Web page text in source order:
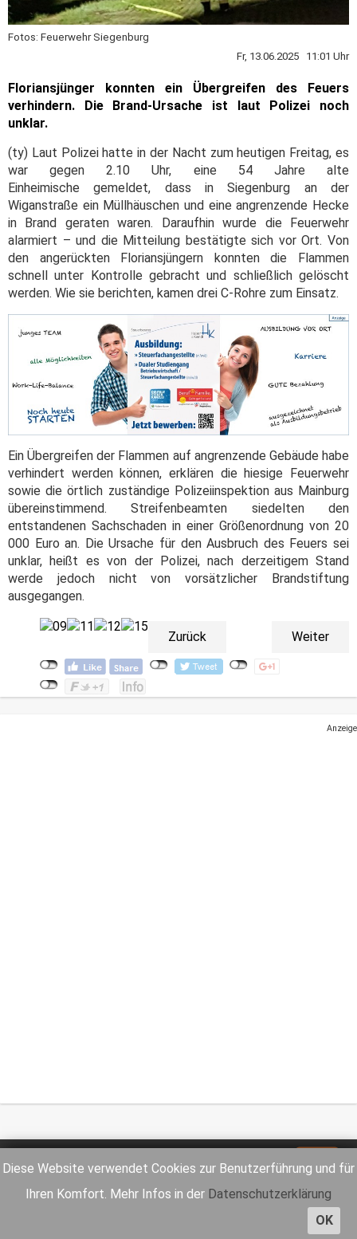
Diese Website verwendet Cookies zur Benutzerführung und für
Ihren Komfort. Mehr Infos in der Datenschutzerklärung
OK
Fotos: Feuerwehr Siegenburg
Fr, 13.06.2025 11:01 Uhr
Floriansjünger konnten ein Übergreifen des Feuers
verhindern. Die Brand-Ursache ist laut Polizei noch
unklar.
(ty) Laut Polizei hatte in der Nacht zum heutigen Freitag, es
war gegen 2.10 Uhr, eine 54 Jahre alte
Einheimische gemeldet, dass in Siegenburg an der
Wiganstraße ein Müllhäuschen und eine angrenzende Hecke
in Brand geraten waren. Daraufhin wurde die Feuerwehr
alarmiert – und die Mitteilung bestätigte sich vor Ort. Von
den angerückten Floriansjüngern konnten die Flammen
schnell unter Kontrolle gebracht und schließlich gelöscht
werden. Wie sie berichten, kamen drei C-Rohre zum Einsatz.
Ein Übergreifen der Flammen auf angrenzende Gebäude habe
verhindert werden können, erklären die hiesige Feuerwehr
sowie die örtlich zuständige Polizeiinspektion aus Mainburg
übereinstimmend. Streifenbeamten siedelten den
entstandenen Sachschaden in einer Größenordnung von 20
000 Euro an. Die Ursache für den Ausbruch des Feuers sei
unklar, heißt es von der Polizei, nach derzeitigem Stand
werde jedoch nicht von vorsätzlicher Brandstiftung
ausgegangen.
Zurück Weiter
Anzeige